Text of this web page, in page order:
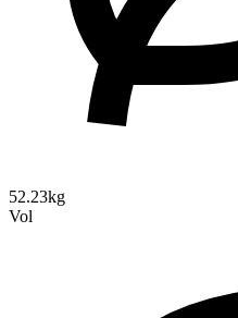
52.23kg
Vol